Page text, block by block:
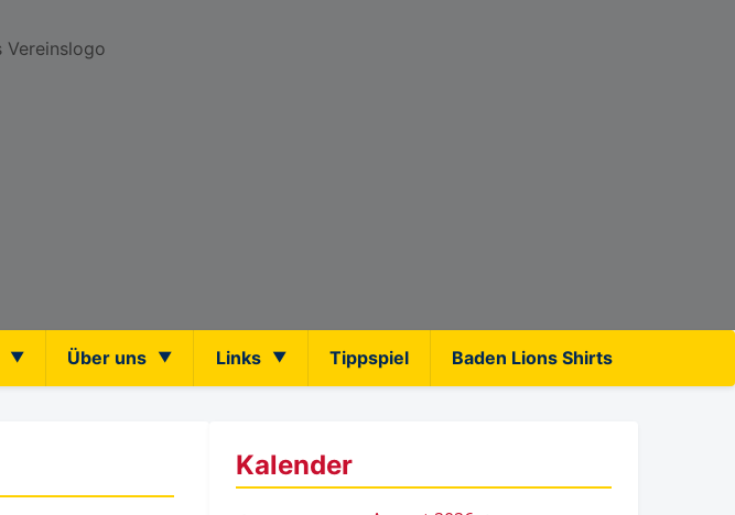
Über uns Links Tippspiel Baden Lions Shirts
Kalender